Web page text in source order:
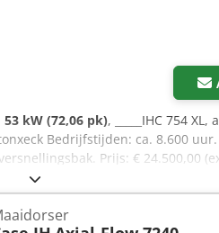
53 kW (72,06 pk), _____IHC 754
Bedrijfstijden: ca. 8.600
Prijs: € 24.500,00